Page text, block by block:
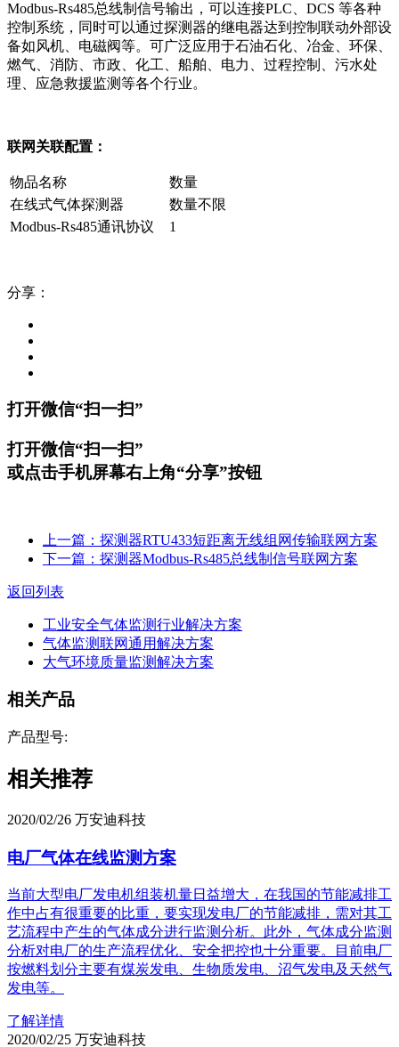
Modbus-Rs485总线制信号输出，可以连接PLC、DCS 等各种
控制系统，同时可以通过探测器的继电器达到控制联动外部设
备如风机、电磁阀等。可广泛应用于石油石化、冶金、环保、
燃气、消防、市政、化工、船舶、电力、过程控制、污水处
理、应急救援监测等各个行业。
联网关联配置：
物品名称
数量
在线式气体探测器
数量不限
Modbus-Rs485通讯协议
1
分享：
打开微信“扫一扫”
打开微信“扫一扫”
或点击手机屏幕右上角“分享”按钮
上一篇：探测器RTU433短距离无线组网传输联网方案
下一篇：探测器Modbus-Rs485总线制信号联网方案
返回列表
工业安全气体监测行业解决方案
气体监测联网通用解决方案
大气环境质量监测解决方案
相关产品
产品型号:
相关推荐
2020/02/26 万安迪科技
电厂气体在线监测方案
当前大型电厂发电机组装机量日益增大，在我国的节能减排工
作中占有很重要的比重，要实现发电厂的节能减排，需对其工
艺流程中产生的气体成分进行监测分析。此外，气体成分监测
分析对电厂的生产流程优化、安全把控也十分重要。目前电厂
按燃料划分主要有煤炭发电、生物质发电、沼气发电及天然气
发电等。
了解详情
2020/02/25 万安迪科技